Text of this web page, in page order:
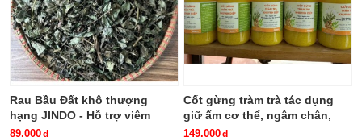
Rau Bầu Đất khô thượng
hạng JINDO - Hỗ trợ viêm
bàng quang, khí hư, bạch đới,
89,000
Cốt gừng tràm trà tác dụng
giữ ấm cơ thể, ngâm chân,
giảm ho chai 500ml
149,000